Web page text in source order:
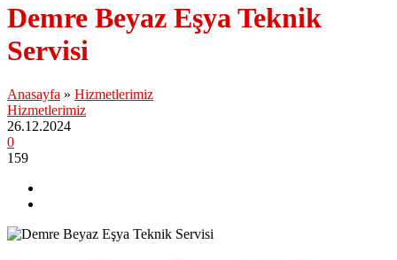
Demre Beyaz Eşya Teknik
Servisi
Anasayfa » Hizmetlerimiz
Hizmetlerimiz
26.12.2024
0
159